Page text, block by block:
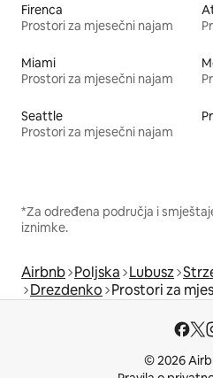
Firenca
Prostori za mjesečni najam
Miami
Prostori za mjesečni najam
Seattle
Prostori za mjesečni najam
*Za određena područja i
iznimke.
Airbnb Poljska Lubusz
Drezdenko Prostori za
© 2026